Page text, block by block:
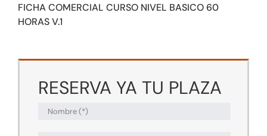
FICHA COMERCIAL CURSO NIVEL BASICO 60
HORAS V.1
RESERVA YA TU PLAZA